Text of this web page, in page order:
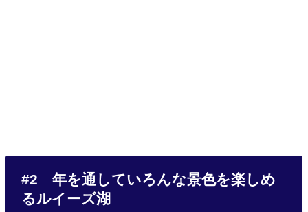
#2 年を通していろんな景色を楽しめ
るルイーズ湖